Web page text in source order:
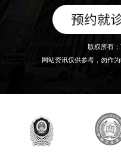
版权所有
网站资讯仅供参考，勿作